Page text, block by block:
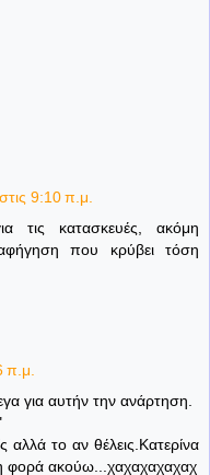
9:10 π.μ.
τις κατασκευές, ακόμη
που κρύβει τόση
π.μ.
για αυτήν την ανάρτηση.
αλλά το αν θέλεις.Κατερίνα
φορά ακούω...χαχαχαχαχαχ